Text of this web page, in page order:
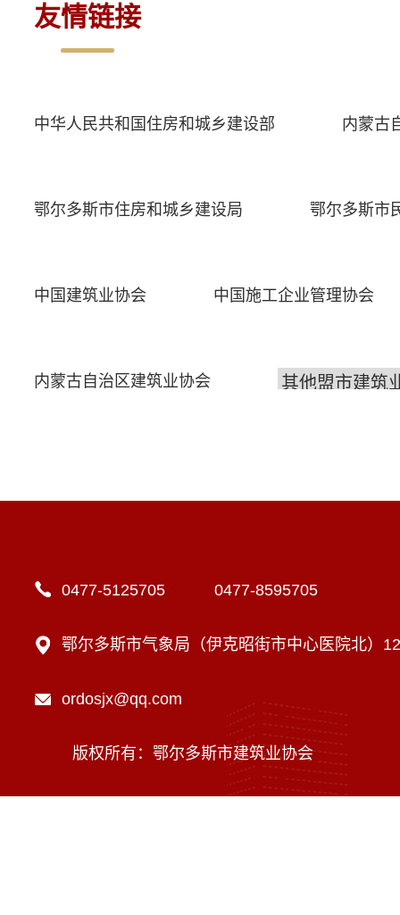
友情链接
中华人民共和国住房和城乡建设部 内蒙古
鄂尔多斯市住房和城乡建设局 鄂尔多斯市
中国建筑业协会 中国施工企业管理协会
内蒙古自治区建筑业协会
0477-5125705 0477-8595705
鄂尔多斯市气象局（伊克昭街市中心医院北）
ordosjx@qq.com
版权所有：鄂尔多斯市建筑业协会